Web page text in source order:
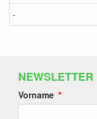
-
NEWSLETTER
Vorname